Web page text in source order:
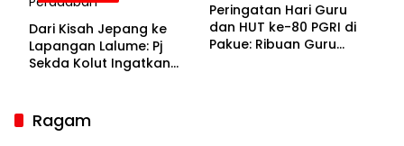
Dari Kisah Jepang ke
Lapangan Lalume: Pj
Sekda Kolut Ingatkan
Peringatan Hari Guru
dan HUT ke-80 PGRI di
Pakue: Ribuan Guru
Ragam
Sekda Kolaka Utara Hadiri RUPSLB BPR Bahteramas,